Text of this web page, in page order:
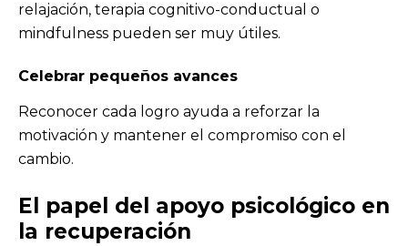
relajación, terapia cognitivo-conductual o
mindfulness pueden ser muy útiles.
Celebrar pequeños avances
Reconocer cada logro ayuda a reforzar la
motivación y mantener el compromiso con el
cambio.
El papel del apoyo psicológico en
la recuperación